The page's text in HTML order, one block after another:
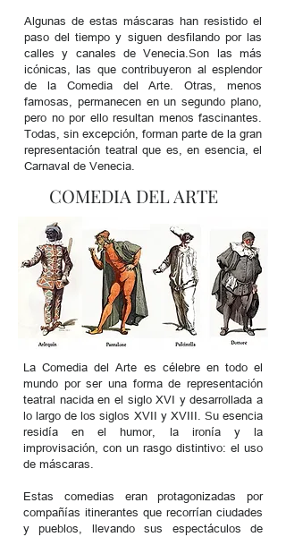
Algunas de estas máscaras han resistido el
paso del tiempo y siguen desfilando por las
calles y canales de Venecia.Son las más
icónicas, las que contribuyeron al esplendor
de la Comedia del Arte. Otras, menos
famosas, permanecen en un segundo plano,
pero no por ello resultan menos fascinantes.
Todas, sin excepción, forman parte de la gran
representación teatral que es, en esencia, el
Carnaval de Venecia.
COMEDIA DEL ARTE
La Comedia del Arte es célebre en todo el
mundo por ser una forma de representación
teatral nacida en el siglo XVI y desarrollada a
lo largo de los siglos XVII y XVIII. Su esencia
residía en el humor, la ironía y la
improvisación, con un rasgo distintivo: el uso
de máscaras.
Estas comedias eran protagonizadas por
compañías itinerantes que recorrían ciudades
y pueblos, llevando sus espectáculos de